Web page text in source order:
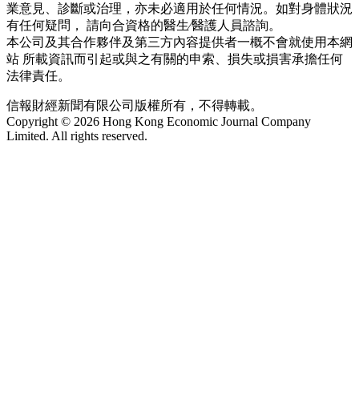
業意見、診斷或治理，亦未必適用於任何情況。如對身體狀況
有任何疑問， 請向合資格的醫生∕醫護人員諮詢。
本公司及其合作夥伴及第三方內容提供者一概不會就使用本網
站 所載資訊而引起或與之有關的申索、損失或損害承擔任何
法律責任。
信報財經新聞有限公司版權所有，不得轉載。
Copyright © 2026 Hong Kong Economic Journal Company
Limited. All rights reserved.